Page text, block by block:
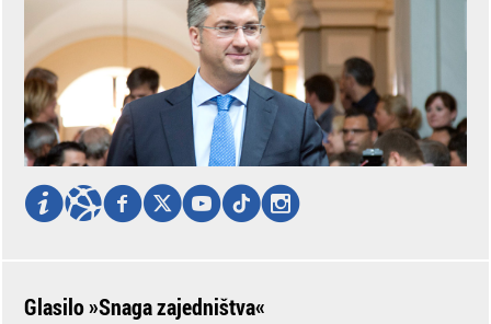
Glasilo »Snaga zajedništva«